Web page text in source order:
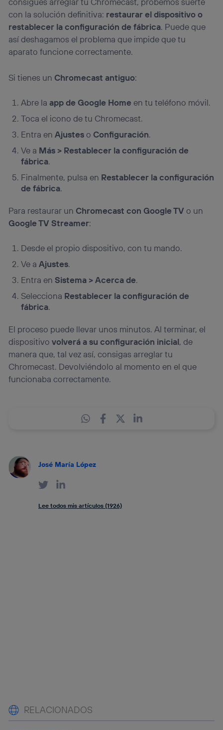
con la solución definitiva: restaurar el dispositivo o
restablecer la configuración de fábrica. Puede que
así deshagamos el problema que impide que tu
aparato funcione correctamente.
Si tienes un Chromecast antiguo:
Abre la app de Google Home en tu teléfono móvil.
Toca el icono de tu Chromecast.
Entra enAjusteso Configuración.
Ve a Más > Restablecer la configuración de
fábrica.
Finalmente, pulsa en Restablecer la configuración
de fábrica.
Para restaurar un Chromecast con Google TV o un
Google TV Streamer:
Desde el propio dispositivo, con tu mando.
Ve aAjustes.
Entra enSistema > Acerca de.
Selecciona Restablecer la configuración de
fábrica.
El proceso puede llevar unos minutos. Al terminar, el
dispositivovolverá a su configuración inicial, de
manera que, tal vez así, consigas arreglar tu
Chromecast. Devolviéndolo al momento en el que
funcionaba correctamente.
José María López
Lee todos mis artículos (1926)
RELACIONADOS